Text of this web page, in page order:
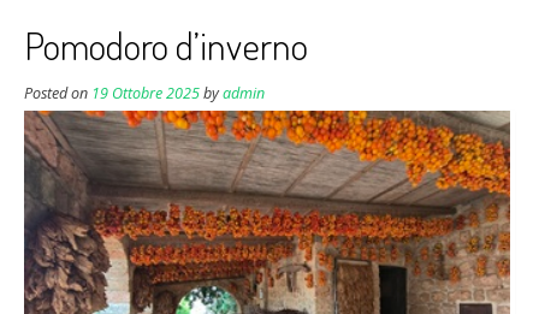
Pomodoro d’inverno
Posted on 19 Ottobre 2025byadmin